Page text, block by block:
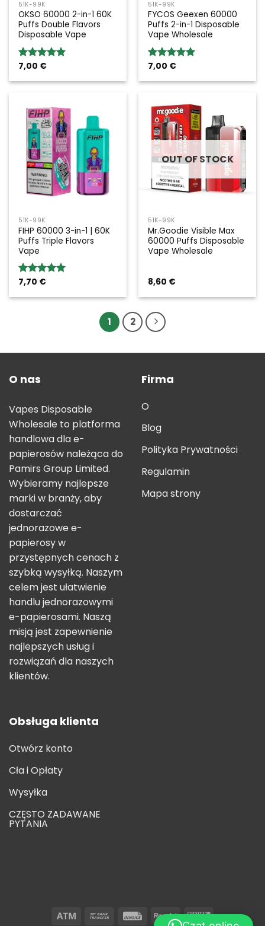
51K-99K
OKSO 60000 2-in-1 60K
Puffs Double Flavors
Disposable Vape
Rated5.00
7,00 €
51K-99K
FYCOS Geexen 60000
Puffs 2-in-1 Disposable
Vape Wholesale
Rated5.00
7,00 €
51K-99K
FIHP 60000 3-in-1 | 60K
Puffs Triple Flavors
Vape
Rated5.00
7,70 €
OUT OF STOCK
51K-99K
Mr.Goodie Visible Max
60000 Puffs Disposable
Vape Wholesale
8,60 €
1 2
O nas
Vapes Disposable
Wholesale to platforma
handlowa dla e-
papierosów należąca do
Pamirs Group Limited.
Wybieramy najlepsze
marki w branży, aby
dostarczać
jednorazowe e-
papierosy w
przystępnych cenach z
szybką wysyłką. Naszym
celem jest ułatwienie
handlu jednorazowymi
e-papierosami. Naszą
misją jest zapewnienie
najlepszych usług i
rozwiązań dla naszych
klientów.
Firma
O
Blog
Polityka Prywatności
Regulamin
Mapa strony
Obsługa klienta
Otwórz konto
Cła i Opłaty
Wysyłka
CZĘSTO ZADAWANE
PYTANIA